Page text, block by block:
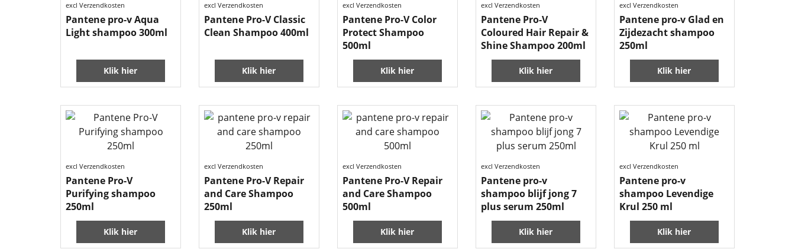
excl Verzendkosten
Pantene pro-v Aqua
Light shampoo 300ml
Klik hier
excl Verzendkosten
Pantene Pro-V Classic
Clean Shampoo 400ml
Klik hier
excl Verzendkosten
Pantene Pro-V Color
Protect Shampoo
500ml
Klik hier
excl Verzendkosten
Pantene Pro-V
Coloured Hair Repair &
Shine Shampoo 200ml
Klik hier
excl Verzendkosten
Pantene pro-v Glad en
Zijdezacht shampoo
250ml
Klik hier
excl Verzendkosten
Pantene Pro-V
Purifying shampoo
250ml
Klik hier
excl Verzendkosten
Pantene Pro-V Repair
and Care Shampoo
250ml
Klik hier
excl Verzendkosten
Pantene Pro-V Repair
and Care Shampoo
500ml
Klik hier
excl Verzendkosten
Pantene pro-v
shampoo blijf jong 7
plus serum 250ml
Klik hier
excl Verzendkosten
Pantene pro-v
shampoo Levendige
Krul 250 ml
Klik hier